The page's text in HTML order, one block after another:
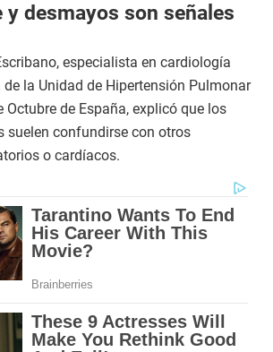
y desmayos son señales
especialista en cardiología
la Unidad de Hipertensión Pulmonar
Octubre de España, explicó que los
suelen confundirse con otros
o cardíacos.